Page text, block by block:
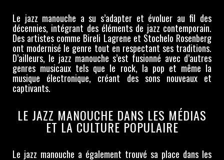
Le jazz manouche a su s’adapter et évoluer au fil des
décennies, intégrant des éléments de jazz contemporain.
Des artistes comme Bireli Lagrene et Stochelo Rosenberg
ont modernisé le genre tout en respectant ses traditions.
D’ailleurs, le jazz manouche s’est fusionné avec d’autres
genres musicaux tels que le rock, la pop et même la
musique électronique, créant des sons nouveaux et
captivants.
LE JAZZ MANOUCHE DANS LES MÉDIAS
ET LA CULTURE POPULAIRE
Le jazz manouche a également trouvé sa place dans les